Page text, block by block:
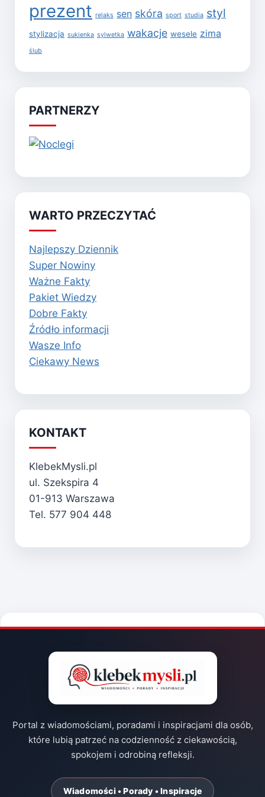
prezent relaks sen skóra sport studia styl
stylizacja sukienka sylwetka wakacje wesele zima
ślub
PARTNERZY
WARTO PRZECZYTAĆ
Najlepszy Dziennik
Super Nowiny
Ważne Fakty
Pakiet Wiedzy
Dobre Fakty
Źródło informacji
Wasze Info
Ciekawy News
KONTAKT
KlebekMysli.pl
ul. Szekspira 4
01-913 Warszawa
Tel. 577 904 448
Portal z wiadomościami, poradami i inspiracjami dla osób,
które lubią patrzeć na codzienność z ciekawością,
spokojem i odrobiną refleksji.
Wiadomości • Porady • Inspiracje